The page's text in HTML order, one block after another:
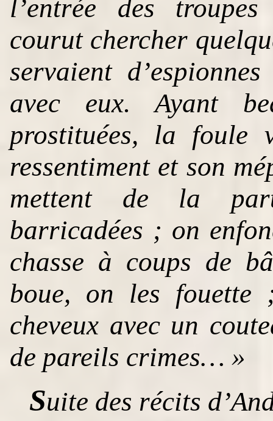
l’entrée des
courut chercher
servaient
avec eux. Ayant
prostituées, la foule
ressentiment et son
mettent de la
barricadées ; on
chasse à coups de
boue, on les fouette
cheveux avec un
de pareils crimes… »
Suite des récits